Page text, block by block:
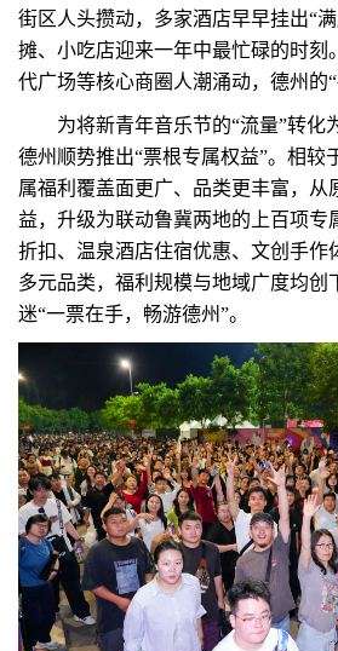
街区人头攒动，多家酒店早早挂出“
摊、小吃店迎来一年中最忙碌的时刻
代广场等核心商圈人潮涌动，德州的“
为将新青年音乐节的“流量”转化为
德州顺势推出“票根专属权益”。相较
属福利覆盖面更广、品类更丰富，从
益，升级为联动鲁冀两地的上百项专
折扣、温泉酒店住宿优惠、文创手作
多元品类，福利规模与地域广度均创
迷“一票在手，畅游德州”。